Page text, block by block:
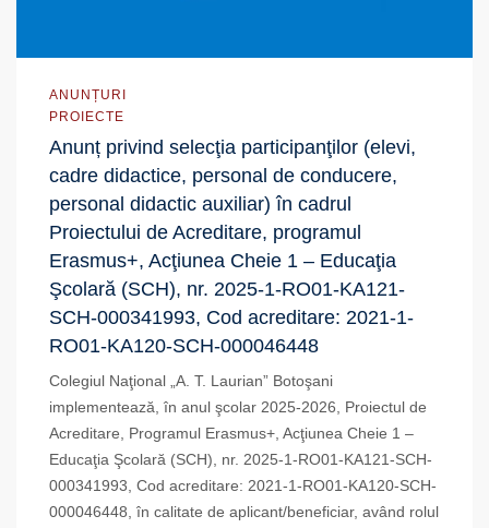
ANUNȚURI
PROIECTE
Anunț privind selecţia participanţilor (elevi,
cadre didactice, personal de conducere,
personal didactic auxiliar) în cadrul
Proiectului de Acreditare, programul
Erasmus+, Acţiunea Cheie 1 – Educaţia
Şcolară (SCH), nr. 2025-1-RO01-KA121-
SCH-000341993, Cod acreditare: 2021-1-
RO01-KA120-SCH-000046448
Colegiul Naţional „A. T. Laurian” Botoşani
implementează, în anul şcolar 2025-2026, Proiectul de
Acreditare, Programul Erasmus+, Acţiunea Cheie 1 –
Educaţia Şcolară (SCH), nr. 2025-1-RO01-KA121-SCH-
000341993, Cod acreditare: 2021-1-RO01-KA120-SCH-
000046448, în calitate de aplicant/beneficiar, având rolul